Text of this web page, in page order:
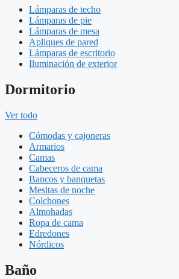
Lámparas de techo
Lámparas de pie
Lámparas de mesa
Apliques de pared
Lámparas de escritorio
Iluminación de exterior
Dormitorio
Ver todo
Cómodas y cajoneras
Armarios
Camas
Cabeceros de cama
Bancos y banquetas
Mesitas de noche
Colchones
Almohadas
Ropa de cama
Edredones
Nórdicos
Baño